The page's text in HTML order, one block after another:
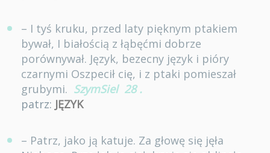
– I tyś kruku, przed laty pięknym ptakiem
bywał, I białością z łąbęćmi dobrze
porównywał. Język, bezecny język i pióry
czarnymi Oszpecił cię, i z ptaki pomieszał
grubymi. SzymSiel 28 .
patrz: JĘZYK
– Patrz, jako ją katuje. Za głowę się jęła